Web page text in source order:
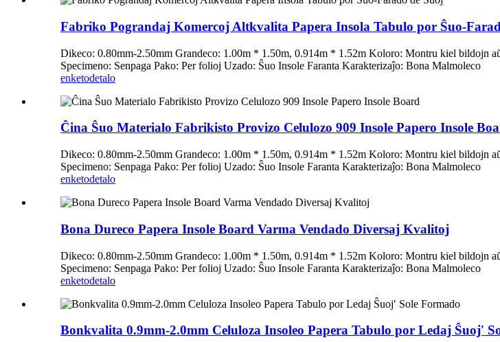
Fabriko Pograndaj Komercoj Altkvalita Papera Insola Tabulo por Ŝuo-
Dikeco: 0.80mm-2.50mm Grandeco: 1.00m * 1.50m, 0.914m * 1.52m Koloro: Montru kiel bildojn
Specimeno: Senpaga Pako: Per folioj Uzado: Ŝuo Insole Faranta Karakterizaĵo: Bona Malmoleco
enketodetalo
Ĉina Ŝuo Materialo Fabrikisto Provizo Celulozo 909 Insole Papero Insole
Dikeco: 0.80mm-2.50mm Grandeco: 1.00m * 1.50m, 0.914m * 1.52m Koloro: Montru kiel bildojn
Specimeno: Senpaga Pako: Per folioj Uzado: Ŝuo Insole Faranta Karakterizaĵo: Bona Malmoleco
enketodetalo
Bona Dureco Papera Insole Board Varma Vendado Diversaj Kvalitoj
Dikeco: 0.80mm-2.50mm Grandeco: 1.00m * 1.50m, 0.914m * 1.52m Koloro: Montru kiel bildojn
Specimeno: Senpaga Pako: Per folioj Uzado: Ŝuo Insole Faranta Karakterizaĵo: Bona Malmoleco
enketodetalo
Bonkvalita 0.9mm-2.0mm Celuloza Insoleo Papera Tabulo por Ledaj Ŝuoj′